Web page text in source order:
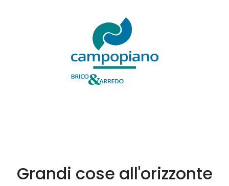
Grandi cose all'orizzonte